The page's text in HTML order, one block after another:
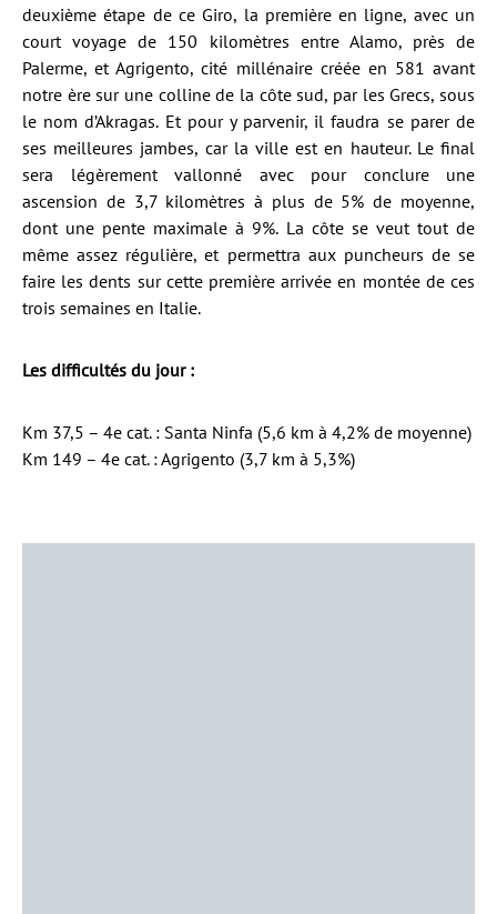
deuxième étape de ce Giro, la première en ligne, avec un
court voyage de 150 kilomètres entre Alamo, près de
Palerme, et Agrigento, cité millénaire créée en 581 avant
notre ère sur une colline de la côte sud, par les Grecs, sous
le nom d’Akragas. Et pour y parvenir, il faudra se parer de
ses meilleures jambes, car la ville est en hauteur. Le final
sera légèrement vallonné avec pour conclure une
ascension de 3,7 kilomètres à plus de 5% de moyenne,
dont une pente maximale à 9%. La côte se veut tout de
même assez régulière, et permettra aux puncheurs de se
faire les dents sur cette première arrivée en montée de ces
trois semaines en Italie.
Les difficultés du jour :
Km 37,5 – 4e cat. : Santa Ninfa (5,6 km à 4,2% de moyenne)
Km 149 – 4e cat. : Agrigento (3,7 km à 5,3%)